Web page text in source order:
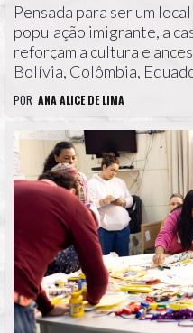
Pensada para ser um
população imigrante, a
reforçam a cultura e
Bolívia, Colômbia,
POR ANA ALICE DE LIMA